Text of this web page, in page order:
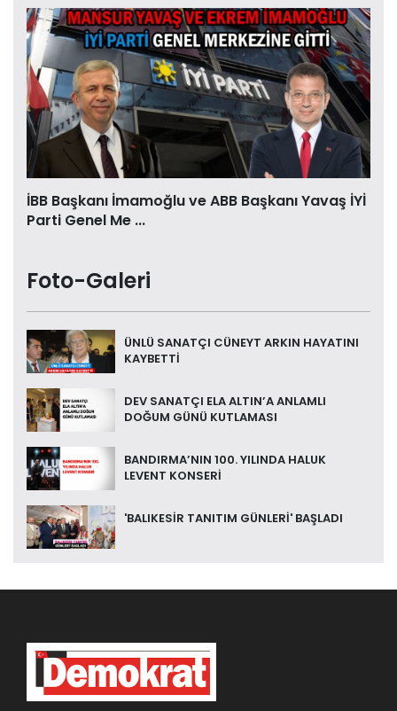
İBB Başkanı İmamoğlu ve ABB Başkanı Yavaş İYİ
Parti Genel Me ...
Foto-Galeri
ÜNLÜ SANATÇI CÜNEYT ARKIN HAYATINI
KAYBETTİ
DEV SANATÇI ELA ALTIN’A ANLAMLI
DOĞUM GÜNÜ KUTLAMASI
BANDIRMA’NIN 100. YILINDA HALUK
LEVENT KONSERİ
'BALIKESİR TANITIM GÜNLERİ' BAŞLADI